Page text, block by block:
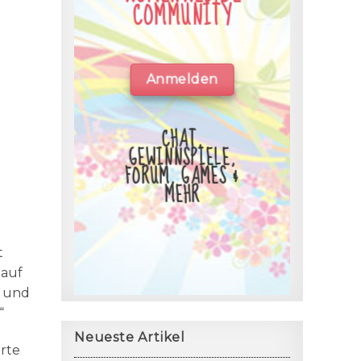
COMMUNITY
Anmelden
CHAT,
GEWINNSPIELE,
FORUM, GAMES &
MEHR
Neueste Artikel